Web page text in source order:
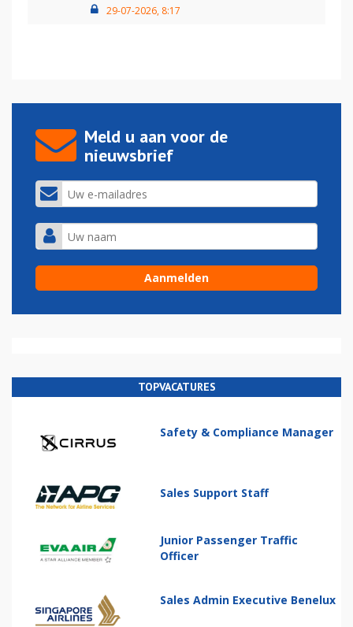
29-07-2026, 8:17
Meld u aan voor de
nieuwsbrief
TOPVACATURES
Safety & Compliance Manager
Sales Support Staff
Junior Passenger Traffic
Officer
Sales Admin Executive Benelux